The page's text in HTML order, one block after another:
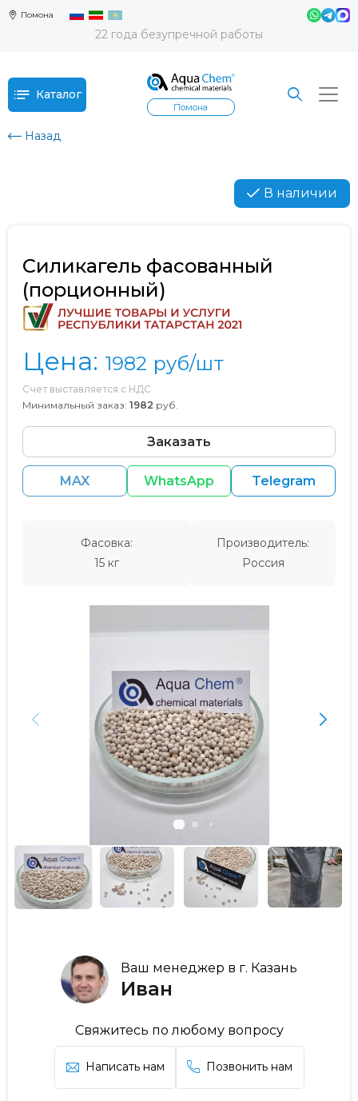
Помона
22 года безупречной работы
Каталог
Помона
Назад
В наличии
Ваш менеджер в г. Казань
Иван
Свяжитесь по любому вопросу
Написать нам Позвонить нам
Силикагель фасованный
(порционный)
Цена: 1982 руб/шт
Счет выставляется с НДС
Минимальный заказ: 1982 руб.
Заказать
MAX WhatsApp Telegram
Фасовка:
15 кг
Производитель:
Россия